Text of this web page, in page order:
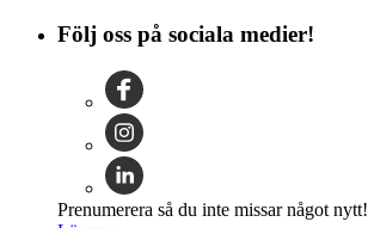
Följ oss på sociala medier!
Prenumerera så du inte missar något nytt!